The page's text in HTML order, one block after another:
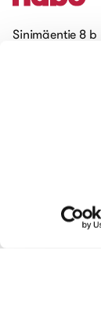
Sinimäentie 8 b